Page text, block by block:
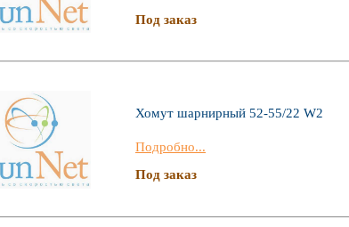
Под заказ
Хомут шарнирный 52-55/22 W2
Подробно...
Под заказ